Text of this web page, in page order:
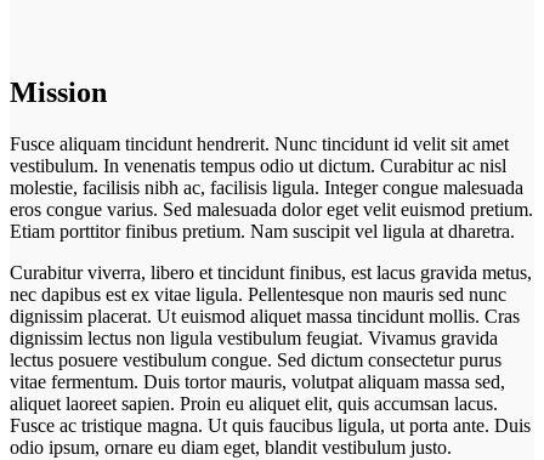
Mission
Fusce aliquam tincidunt hendrerit. Nunc tincidunt id velit sit amet
vestibulum. In venenatis tempus odio ut dictum. Curabitur ac nisl
molestie, facilisis nibh ac, facilisis ligula. Integer congue malesuada
eros congue varius. Sed malesuada dolor eget velit euismod pretium.
Etiam porttitor finibus pretium. Nam suscipit vel ligula at dharetra.
Curabitur viverra, libero et tincidunt finibus, est lacus gravida metus,
nec dapibus est ex vitae ligula. Pellentesque non mauris sed nunc
dignissim placerat. Ut euismod aliquet massa tincidunt mollis. Cras
dignissim lectus non ligula vestibulum feugiat. Vivamus gravida
lectus posuere vestibulum congue. Sed dictum consectetur purus
vitae fermentum. Duis tortor mauris, volutpat aliquam massa sed,
aliquet laoreet sapien. Proin eu aliquet elit, quis accumsan lacus.
Fusce ac tristique magna. Ut quis faucibus ligula, ut porta ante. Duis
odio ipsum, ornare eu diam eget, blandit vestibulum justo.